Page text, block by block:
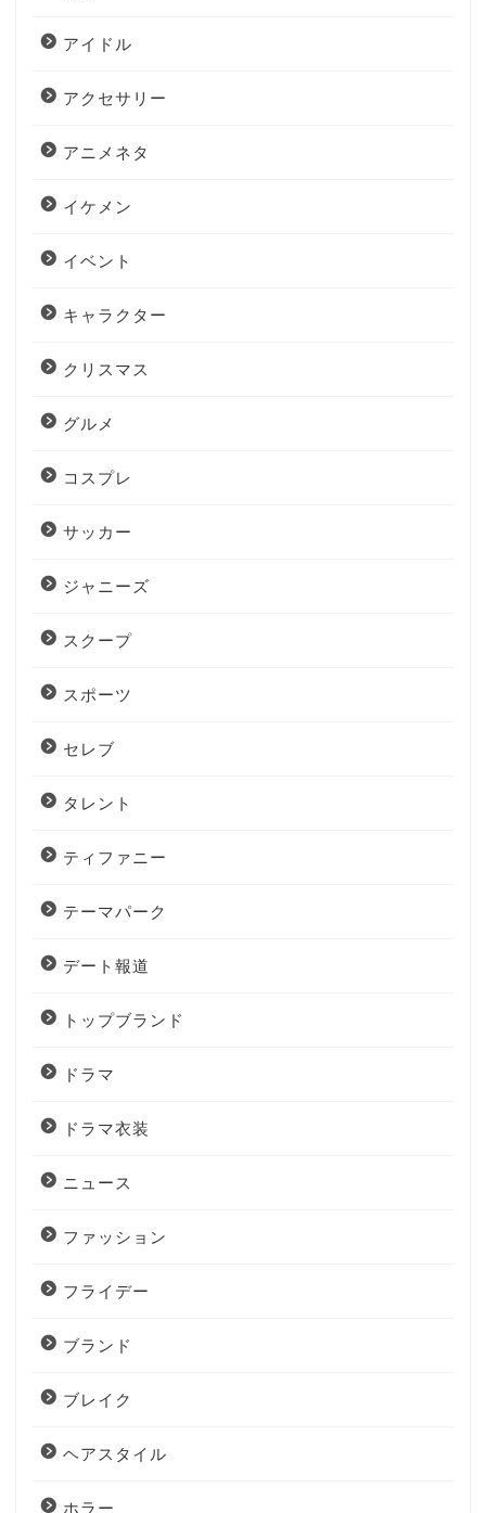
アイドル
アクセサリー
アニメネタ
イケメン
イベント
キャラクター
クリスマス
グルメ
コスプレ
サッカー
ジャニーズ
スクープ
スポーツ
セレブ
タレント
ティファニー
テーマパーク
デート報道
トップブランド
ドラマ
ドラマ衣装
ニュース
ファッション
フライデー
ブランド
ブレイク
ヘアスタイル
ホラー